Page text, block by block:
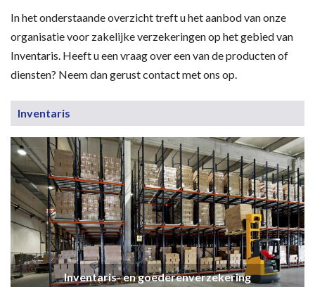
In het onderstaande overzicht treft u het aanbod van onze
organisatie voor zakelijke verzekeringen op het gebied van
Inventaris. Heeft u een vraag over een van de producten of
diensten? Neem dan gerust contact met ons op.
Inventaris
Inventaris- en goederenverzekering